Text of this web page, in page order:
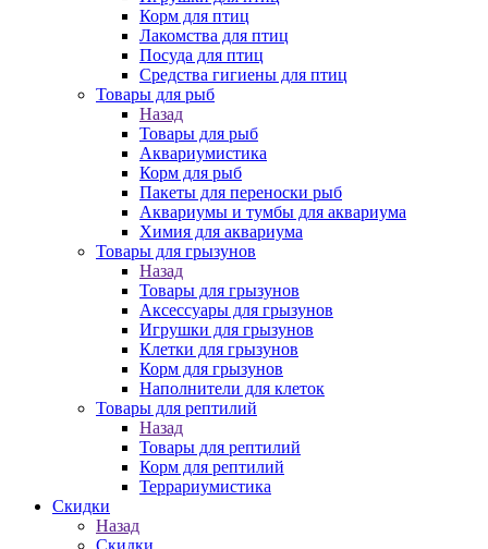
Корм для птиц
Лакомства для птиц
Посуда для птиц
Средства гигиены для птиц
Товары для рыб
Назад
Товары для рыб
Аквариумистика
Корм для рыб
Пакеты для переноски рыб
Аквариумы и тумбы для аквариума
Химия для аквариума
Товары для грызунов
Назад
Товары для грызунов
Аксессуары для грызунов
Игрушки для грызунов
Клетки для грызунов
Корм для грызунов
Наполнители для клеток
Товары для рептилий
Назад
Товары для рептилий
Корм для рептилий
Террариумистика
Скидки
Назад
Скидки